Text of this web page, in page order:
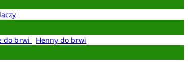
do brwi
Henny do brwi